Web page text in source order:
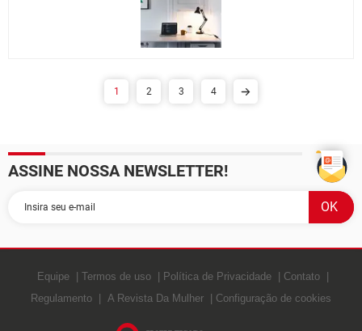
1 2 3 4
ASSINE NOSSA NEWSLETTER!
Equipe Termos de uso Política de Privacidade
Contato
Regulamento
A Revista Da Mulher Configuração de cookies